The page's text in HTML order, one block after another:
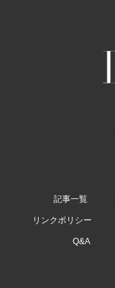
記事一覧
リンクポリシー
Q&A